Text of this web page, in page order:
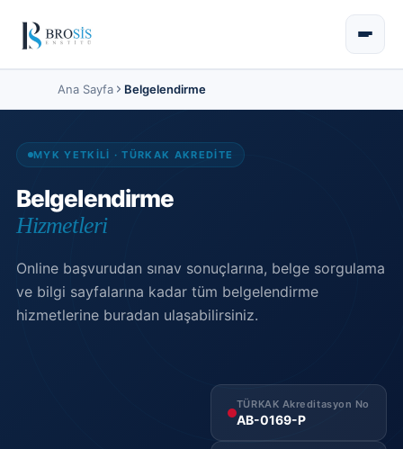
Ana Sayfa Belgelendirme
MYK YETKİLİ · TÜRKAK AKREDİTE
Belgelendirme
Hizmetleri
Online başvurudan sınav sonuçlarına, belge sorgulama
ve bilgi sayfalarına kadar tüm belgelendirme
hizmetlerine buradan ulaşabilirsiniz.
TÜRKAK Akreditasyon No
AB-0169-P